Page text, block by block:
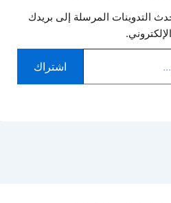
التدوينات المرسلة إلى بريدك
الإلكتروني.
اشتراك